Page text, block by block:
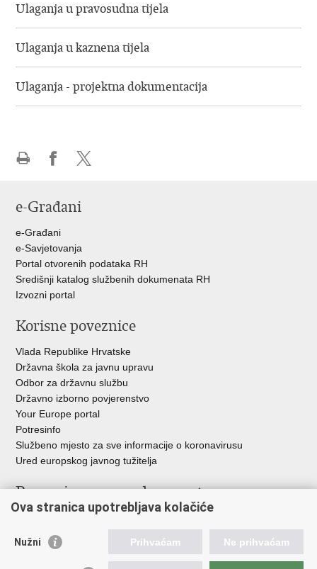
Ulaganja u pravosudna tijela
Ulaganja u kaznena tijela
Ulaganja - projektna dokumentacija
FacebookuTwitteru
e-Građani
e-Građani
e-Savjetovanja
Portal otvorenih podataka RH
Središnji katalog službenih dokumenata RH
Izvozni portal
Korisne poveznice
Vlada Republike Hrvatske
Državna škola za javnu upravu
Odbor za državnu službu
Državno izborno povjerenstvo
Your Europe portal
Potresinfo
Službeno mjesto za sve informacije o koronavirusu
Ured europskog javnog tužitelja
Poveznice pravosudnog sustava
Državno odvjetništvo
Ured za suzbijanje korupcije i organiziranog kriminaliteta
Ova stranica upotrebljava kolačiće
Nužni Prihvaćam Ne prihvaćam